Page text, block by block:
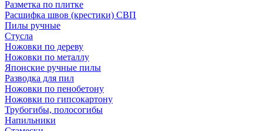
Разметка по плитке
Расшифка швов (крестики) СВП
Пилы ручные
Стусла
Ножовки по дереву
Ножовки по металлу
Японские ручные пилы
Разводка для пил
Ножовки по пенобетону
Ножовки по гипсокартону
Трубогибы, полосогибы
Напильники